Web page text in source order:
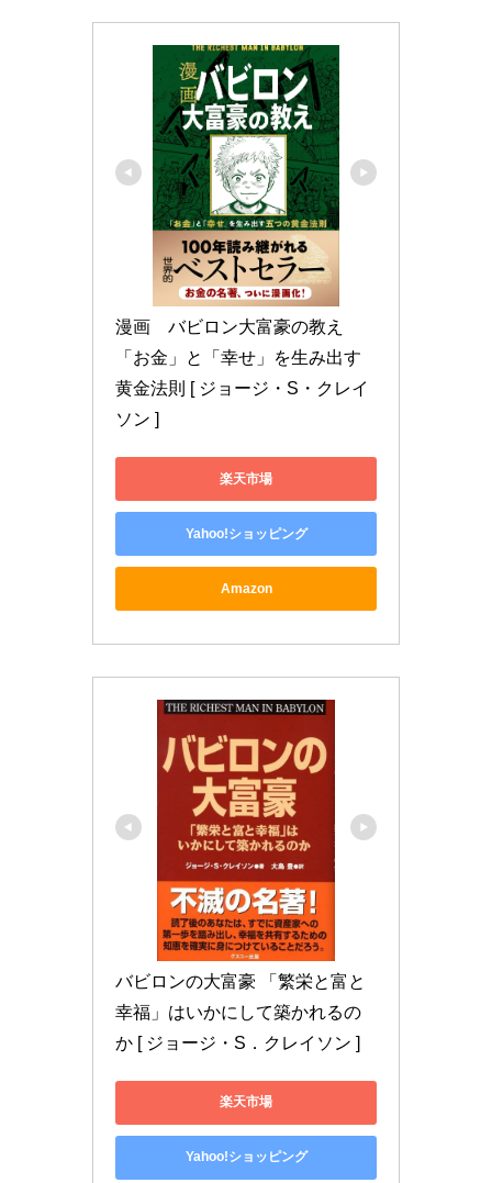
漫画　バビロン大富豪の教え
「お金」と「幸せ」を生み出す
黄金法則 [ ジョージ・S・クレイ
ソン ]
楽天市場
Yahoo!ショッピング
Amazon
バビロンの大富豪 「繁栄と富と
幸福」はいかにして築かれるの
か [ ジョージ・S．クレイソン ]
楽天市場
Yahoo!ショッピング